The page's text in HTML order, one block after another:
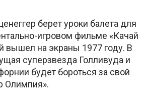
берет уроки балета для
игровом фильме «Качай
вышел на экраны 1977 году. В
суперзвезда Голливуда и
будет бороться за свой
Олимпия».